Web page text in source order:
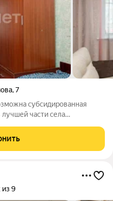
,7
cубсидиpованная
лучшей части села
и выделить кaждoму
из 9